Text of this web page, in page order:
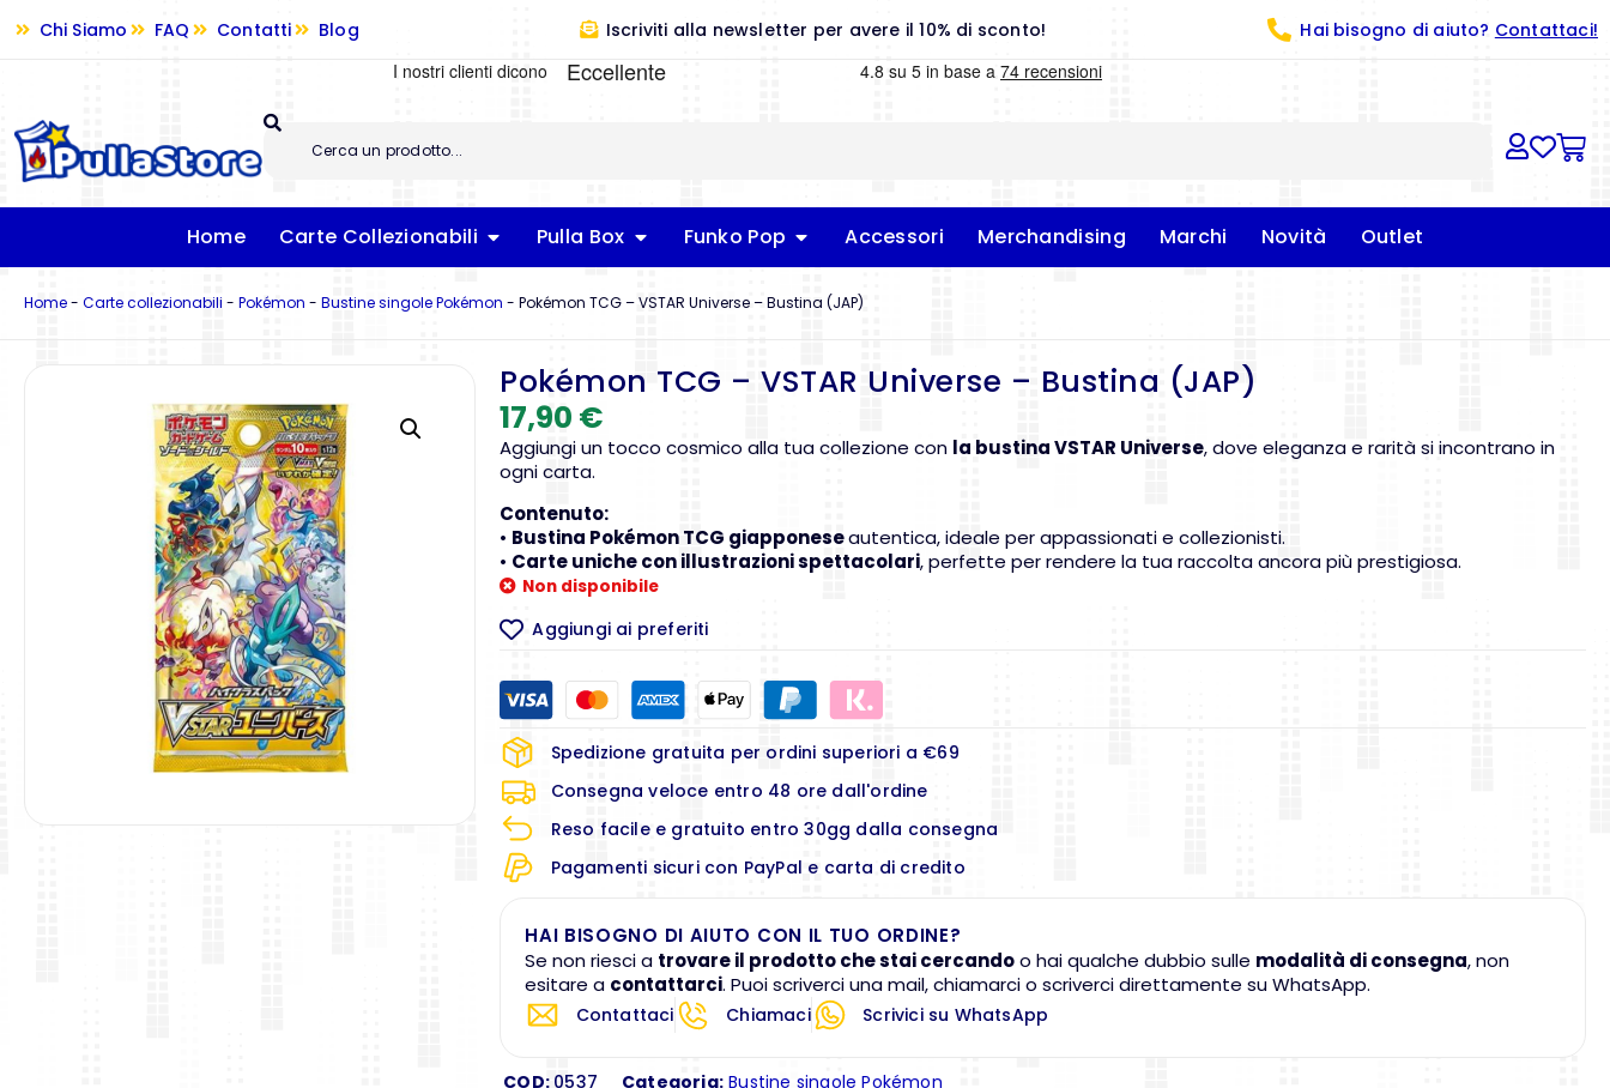
Chi Siamo FAQ Contatti Blog Iscriviti alla newsletter per avere il 10% di sconto! Hai bisogno di aiuto? Contattaci!
Home Carte Collezionabili Pulla Box Funko Pop Accessori Merchandising Marchi Novità Outlet
Home- Carte collezionabili - Pokémon - Bustine singole Pokémon - Pokémon TCG – VSTAR Universe – Bustina (JAP)
Pokémon TCG – VSTAR Universe – Bustina (JAP)
17,90 €
Aggiungi un tocco cosmico alla tua collezione con la bustina VSTAR Universe, dove eleganza e rarità si incontrano in
ogni carta.
Contenuto:
• Bustina Pokémon TCG giapponeseautentica, ideale per appassionati e collezionisti.
• Carte uniche con illustrazioni spettacolari, perfette per rendere la tua raccolta ancora più prestigiosa.
Non disponibile
Aggiungi ai preferiti
Spedizione gratuita per ordini superiori a €69
Consegna veloce entro 48 ore dall'ordine
Reso facile e gratuito entro 30gg dalla consegna
Pagamenti sicuri con PayPal e carta di credito
HAI BISOGNO DI AIUTO CON IL TUO ORDINE?
Se non riesci a trovare il prodotto che stai cercandoo hai qualche dubbio sulle modalità di consegna, non
esitare a contattarci. Puoi scriverci una mail, chiamarci o scriverci direttamente su WhatsApp.
Contattaci Chiamaci Scrivici su WhatsApp
COD: 0537 Categoria: Bustine singole Pokémon